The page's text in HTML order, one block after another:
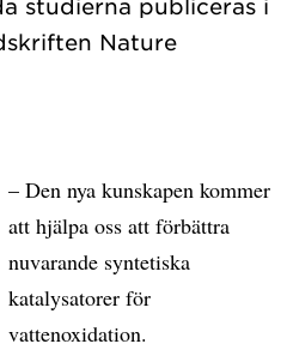
studierna publiceras i
Nature
– Den nya kunskapen kommer
att hjälpa oss att förbättra
nuvarande syntetiska
katalysatorer för
vattenoxidation.